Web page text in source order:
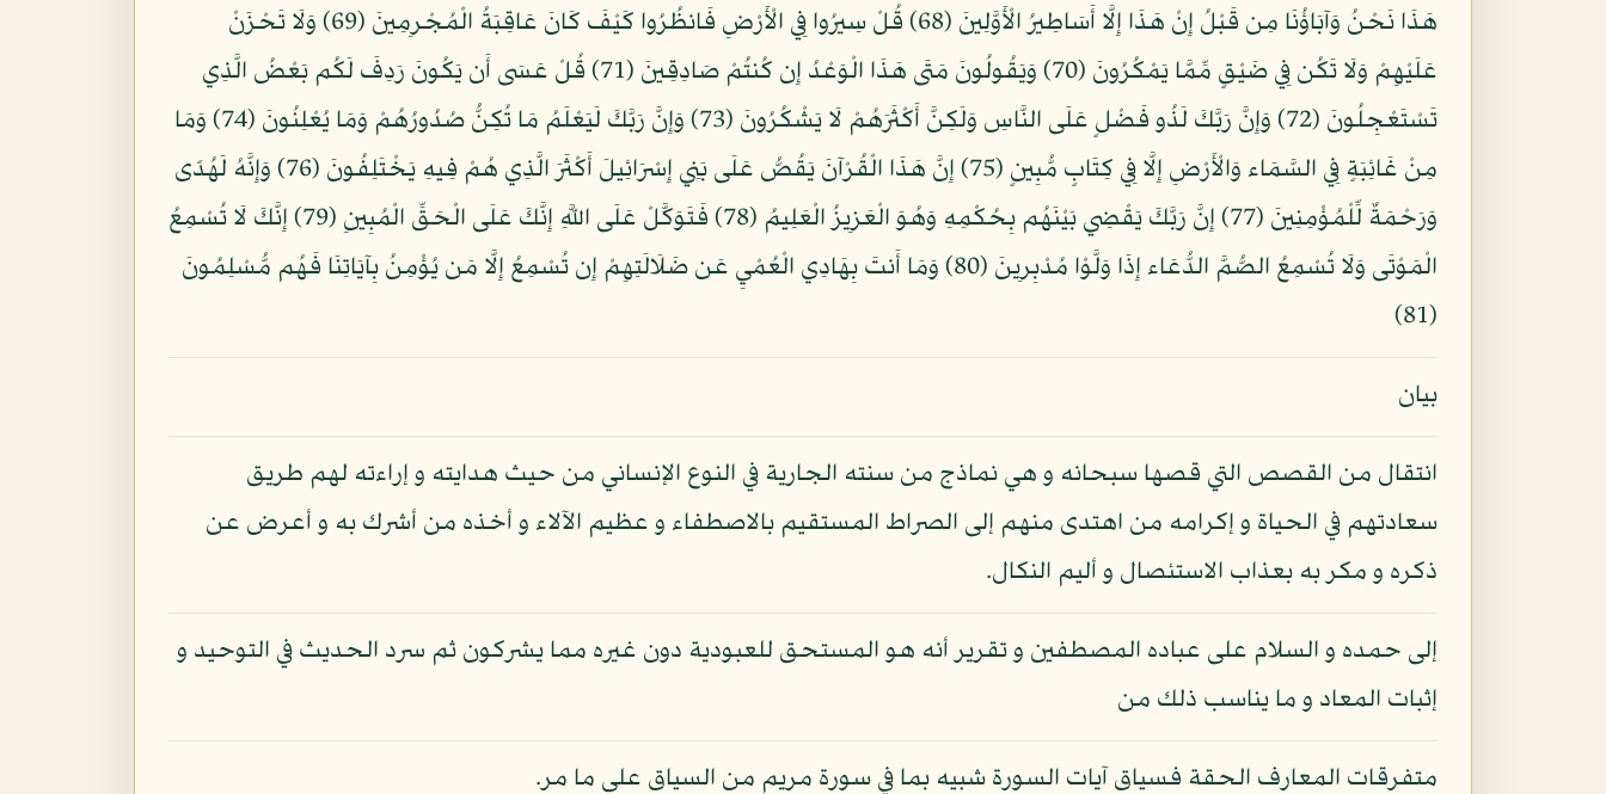
هَذَا نَحْنُ وَآبَاؤُنَا مِن قَبْلُ إِنْ هَذَا إِلَّا أَسَاطِيرُ الْأَوَّلِينَ (68) قُلْ سِيرُوا فِي الْأَرْضِ فَانظُرُوا كَيْفَ كَانَ عَاقِبَةُ الْمُجْرِمِينَ (69) وَلَا تَحْزَنْ
عَلَيْهِمْ وَلَا تَكُن فِي ضَيْقٍ مِّمَّا يَمْكُرُونَ (70) وَيَقُولُونَ مَتَى هَذَا الْوَعْدُ إِن كُنتُمْ صَادِقِينَ (71) قُلْ عَسَى أَن يَكُونَ رَدِفَ لَكُم بَعْضُ الَّذِي
تَسْتَعْجِلُونَ (72) وَإِنَّ رَبَّكَ لَذُو فَضْلٍ عَلَى النَّاسِ وَلَكِنَّ أَكْثَرَهُمْ لَا يَشْكُرُونَ (73) وَإِنَّ رَبَّكَ لَيَعْلَمُ مَا تُكِنُّ صُدُورُهُمْ وَمَا يُعْلِنُونَ (74) وَمَا
مِنْ غَائِبَةٍ فِي السَّمَاء وَالْأَرْضِ إِلَّا فِي كِتَابٍ مُّبِينٍ (75) إِنَّ هَذَا الْقُرْآنَ يَقُصُّ عَلَى بَنِي إِسْرَائِيلَ أَكْثَرَ الَّذِي هُمْ فِيهِ يَخْتَلِفُونَ (76) وَإِنَّهُ لَهُدًى
وَرَحْمَةٌ لِّلْمُؤْمِنِينَ (77) إِنَّ رَبَّكَ يَقْضِي بَيْنَهُم بِحُكْمِهِ وَهُوَ الْعَزِيزُ الْعَلِيمُ (78) فَتَوَكَّلْ عَلَى اللَّهِ إِنَّكَ عَلَى الْحَقِّ الْمُبِينِ (79) إِنَّكَ لَا تُسْمِعُ
الْمَوْتَى وَلَا تُسْمِعُ الصُّمَّ الدُّعَاء إِذَا وَلَّوْا مُدْبِرِينَ (80) وَمَا أَنتَ بِهَادِي الْعُمْيِ عَن ضَلَالَتِهِمْ إِن تُسْمِعُ إِلَّا مَن يُؤْمِنُ بِآيَاتِنَا فَهُم مُّسْلِمُونَ
(81)
بيان
انتقال من القصص التي قصها سبحانه و هي نماذج من سنته الجارية في النوع الإنساني من حيث هدايته و إراءته لهم طريق
سعادتهم في الحياة و إكرامه من اهتدى منهم إلى الصراط المستقيم بالاصطفاء و عظيم الآلاء و أخذه من أشرك به و أعرض عن
ذكره و مكر به بعذاب الاستئصال و أليم النكال.
إلى حمده و السلام على عباده المصطفين و تقرير أنه هو المستحق للعبودية دون غيره مما يشركون ثم سرد الحديث في التوحيد و
إثبات المعاد و ما يناسب ذلك من
متفرقات المعارف الحقة فسياق آيات السورة شبيه بما في سورة مريم من السياق على ما مر.